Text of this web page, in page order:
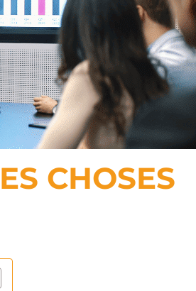
CHOSES